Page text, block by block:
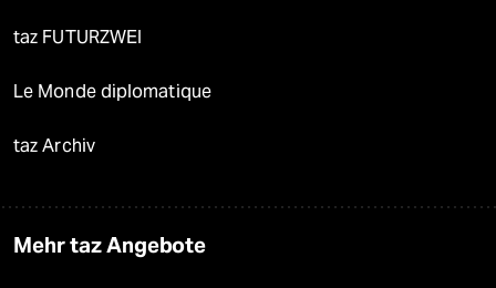
taz FUTURZWEI
Le Monde diplomatique
taz Archiv
Mehr taz Angebote